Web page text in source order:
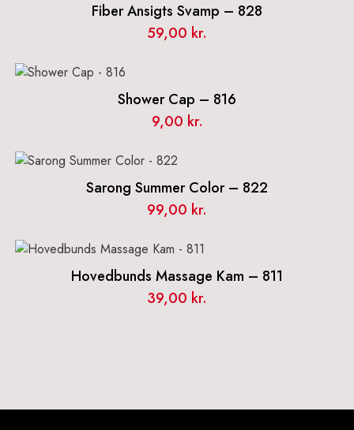
Fiber Ansigts Svamp – 828
59,00 kr.
Shower Cap – 816
9,00 kr.
Sarong Summer Color – 822
99,00 kr.
Hovedbunds Massage Kam – 811
39,00 kr.